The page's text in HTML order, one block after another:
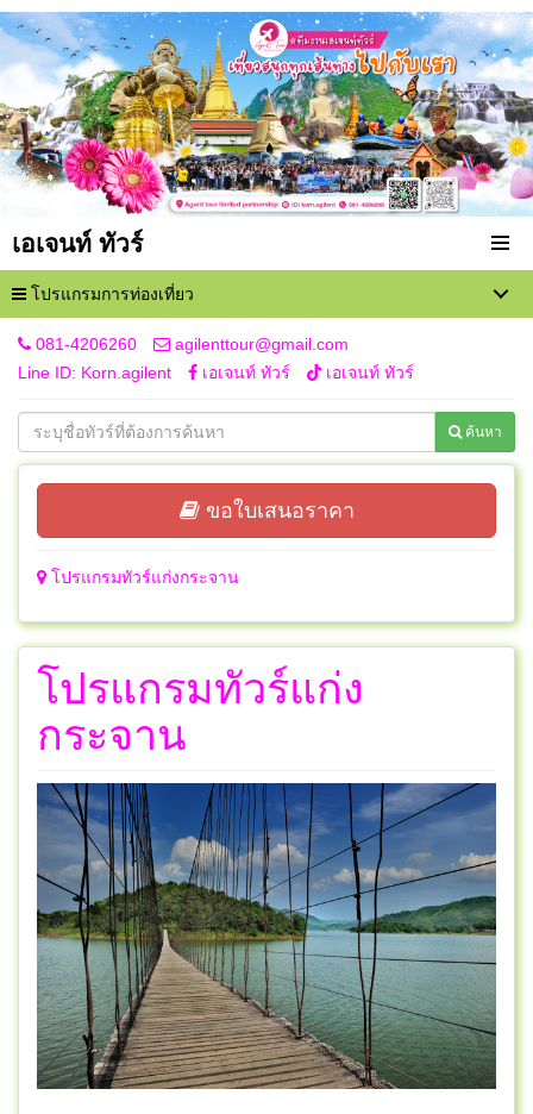
เอเจนท์ ทัวร์
โปรแกรมการท่องเที่ยว
081-4206260
agilenttour@gmail.com
Line ID: Korn.agilent
เอเจนท์ ทัวร์ เอเจนท์ ทัวร์
ค้นหา
ขอใบเสนอราคา
โปรแกรมทัวร์แก่งกระจาน
โปรแกรมทัวร์แก่ง
กระจาน